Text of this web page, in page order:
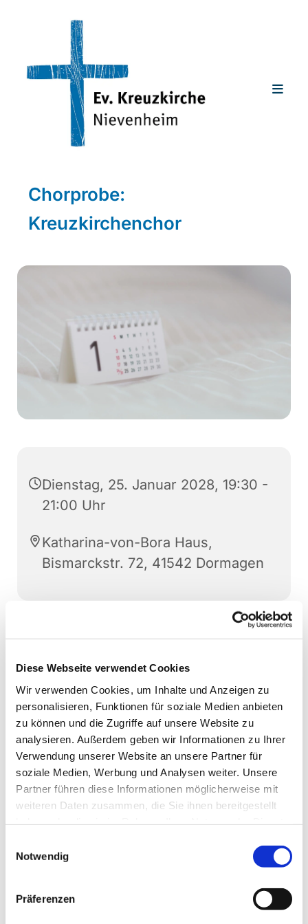
Diese Webseite verwendet Cookies
Wir verwenden Cookies, um Inhalte und Anzeigen zu
personalisieren, Funktionen für soziale Medien anbieten
zu können und die Zugriffe auf unsere Website zu
analysieren. Außerdem geben wir Informationen zu Ihrer
Verwendung unserer Website an unsere Partner für
soziale Medien, Werbung und Analysen weiter. Unsere
Partner führen diese Informationen möglicherweise mit
weiteren Daten zusammen, die Sie ihnen bereitgestellt
Notwendig
Präferenzen
Chorprobe:
Kreuzkirchenchor
Dienstag, 25. Januar 2028, 19:30 -
21:00 Uhr
Katharina-von-Bora Haus,
Bismarckstr. 72, 41542 Dormagen